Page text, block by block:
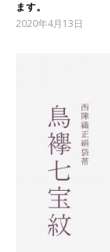
ます。
2020年4月13日